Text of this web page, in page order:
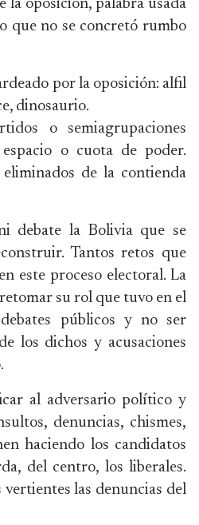
la oposición, palabra usada
que no se concretó rumbo
por la oposición: alfil
dinosaurio.
o semiagrupaciones
o cuota de poder.
de la contienda
debate la Bolivia que se
Tantos retos que
este proceso electoral. La
su rol que tuvo en el
públicos y no ser
los dichos y acusaciones
al adversario político y
denuncias, chismes,
haciendo los candidatos
del centro, los liberales.
las denuncias del